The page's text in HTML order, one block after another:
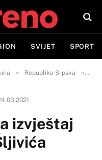
SVIJET SPORT
» Republika Srpska »
izvještaj